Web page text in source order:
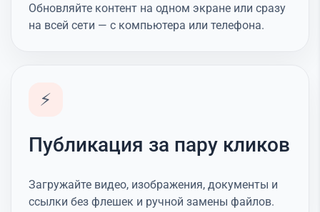
Обновляйте контент на одном экране или сразу
на всей сети — с компьютера или телефона.
⚡
Публикация за пару кликов
Загружайте видео, изображения, документы и
ссылки без флешек и ручной замены файлов.